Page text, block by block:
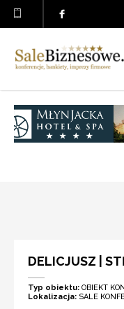
DELICJUSZ |
Typ obiektu: OBIEKT
Lokalizacja: SALE